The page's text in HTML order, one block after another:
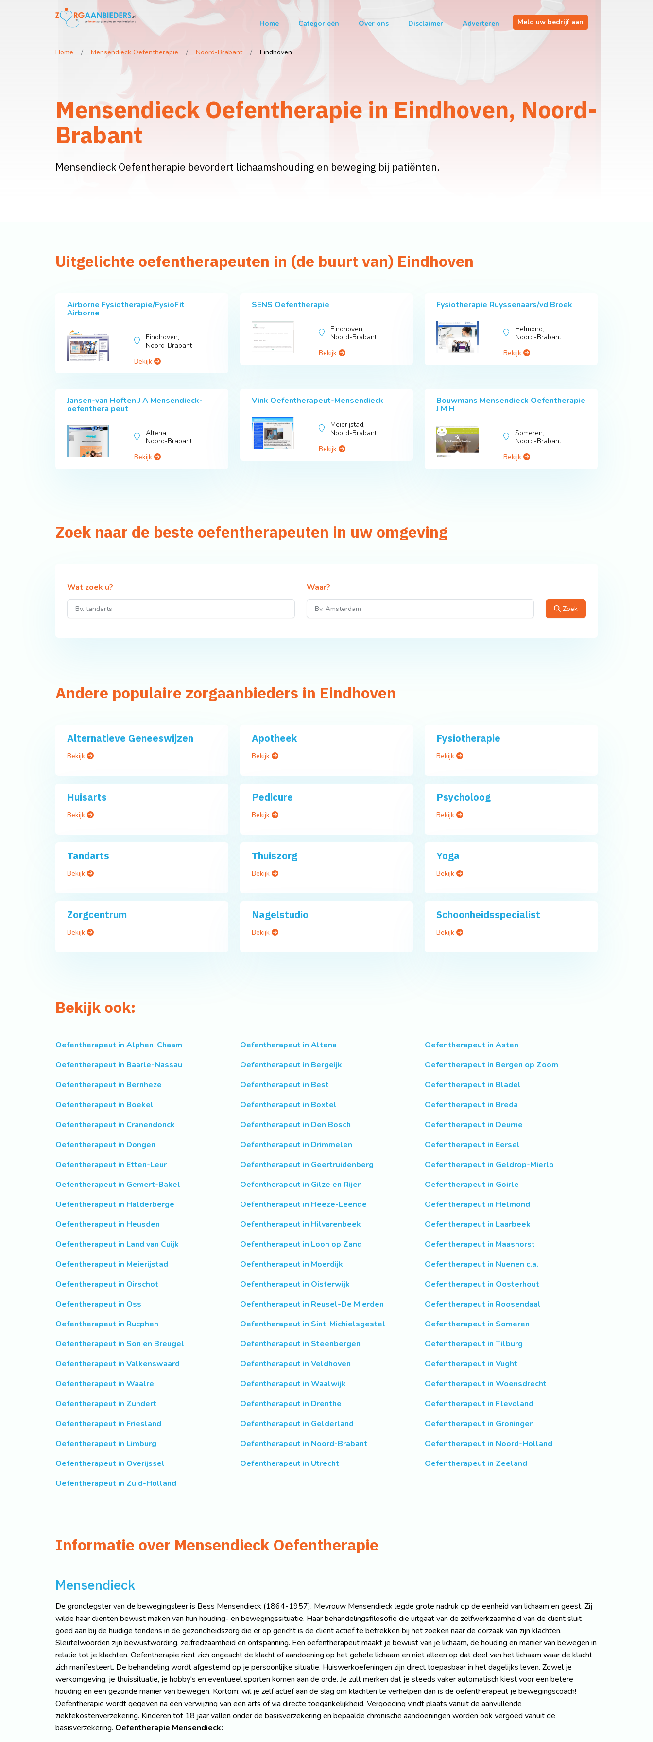
Home Categorieën Over ons Disclaimer Adverteren Meld uw bedrijf aan
Home Mensendieck Oefentherapie Noord-Brabant Eindhoven
Mensendieck Oefentherapie in Eindhoven, Noord-
Brabant
Mensendieck Oefentherapie bevordert lichaamshouding en beweging bij patiënten.
Uitgelichte oefentherapeuten in (de buurt van) Eindhoven
Airborne Fysiotherapie/FysioFit
Airborne
Eindhoven,
Noord-Brabant
Bekijk
SENS Oefentherapie
Eindhoven,
Noord-Brabant
Bekijk
Fysiotherapie Ruyssenaars/vd Broek
Helmond,
Noord-Brabant
Bekijk
Jansen-van Hoften J A Mensendieck-
oefenthera peut
Altena,
Noord-Brabant
Bekijk
Vink Oefentherapeut-Mensendieck
Meierijstad,
Noord-Brabant
Bekijk
Bouwmans Mensendieck Oefentherapie
J M H
Someren,
Noord-Brabant
Bekijk
Zoek naar de beste oefentherapeuten in uw omgeving
Wat zoek u? Waar?
Zoek
Andere populaire zorgaanbieders in Eindhoven
Alternatieve Geneeswijzen
Bekijk
Apotheek
Bekijk
Fysiotherapie
Bekijk
Huisarts
Bekijk
Pedicure
Bekijk
Psycholoog
Bekijk
Tandarts
Bekijk
Thuiszorg
Bekijk
Yoga
Bekijk
Zorgcentrum
Bekijk
Nagelstudio
Bekijk
Schoonheidsspecialist
Bekijk
Bekijk ook:
Oefentherapeut in Alphen-Chaam Oefentherapeut in Altena
Oefentherapeut in Asten
Oefentherapeut in Baarle-Nassau
Oefentherapeut in Bergeijk
Oefentherapeut in Bergen op Zoom
Oefentherapeut in Bernheze
Oefentherapeut in Best
Oefentherapeut in Bladel
Oefentherapeut in Boekel
Oefentherapeut in Boxtel
Oefentherapeut in Breda
Oefentherapeut in Cranendonck
Oefentherapeut in Den Bosch
Oefentherapeut in Deurne
Oefentherapeut in Dongen
Oefentherapeut in Drimmelen
Oefentherapeut in Eersel
Oefentherapeut in Etten-Leur
Oefentherapeut in Geertruidenberg
Oefentherapeut in Geldrop-Mierlo
Oefentherapeut in Gemert-Bakel
Oefentherapeut in Gilze en Rijen
Oefentherapeut in Goirle
Oefentherapeut in Halderberge
Oefentherapeut in Heeze-Leende
Oefentherapeut in Helmond
Oefentherapeut in Heusden
Oefentherapeut in Hilvarenbeek
Oefentherapeut in Laarbeek
Oefentherapeut in Land van Cuijk
Oefentherapeut in Loon op Zand
Oefentherapeut in Maashorst
Oefentherapeut in Meierijstad
Oefentherapeut in Moerdijk
Oefentherapeut in Nuenen c.a.
Oefentherapeut in Oirschot
Oefentherapeut in Oisterwijk
Oefentherapeut in Oosterhout
Oefentherapeut in Oss
Oefentherapeut in Reusel-De Mierden
Oefentherapeut in Roosendaal
Oefentherapeut in Rucphen
Oefentherapeut in Sint-Michielsgestel
Oefentherapeut in Someren
Oefentherapeut in Son en Breugel
Oefentherapeut in Steenbergen
Oefentherapeut in Tilburg
Oefentherapeut in Valkenswaard
Oefentherapeut in Veldhoven
Oefentherapeut in Vught
Oefentherapeut in Waalre
Oefentherapeut in Waalwijk
Oefentherapeut in Woensdrecht
Oefentherapeut in Zundert
Oefentherapeut in Drenthe
Oefentherapeut in Flevoland
Oefentherapeut in Friesland
Oefentherapeut in Gelderland
Oefentherapeut in Groningen
Oefentherapeut in Limburg
Oefentherapeut in Noord-Brabant
Oefentherapeut in Noord-Holland
Oefentherapeut in Overijssel
Oefentherapeut in Utrecht
Oefentherapeut in Zeeland
Oefentherapeut in Zuid-Holland
Informatie over Mensendieck Oefentherapie
Mensendieck
De grondlegster van de bewegingsleer is Bess Mensendieck (1864-1957). Mevrouw Mensendieck legde grote nadruk op de eenheid van lichaam en geest. Zij
wilde haar cliënten bewust maken van hun houding- en bewegingssituatie. Haar behandelingsfilosofie die uitgaat van de zelfwerkzaamheid van de cliënt sluit
goed aan bij de huidige tendens in de gezondheidszorg die er op gericht is de cliënt actief te betrekken bij het zoeken naar de oorzaak van zijn klachten.
Sleutelwoorden zijn bewustwording, zelfredzaamheid en ontspanning. Een oefentherapeut maakt je bewust van je lichaam, de houding en manier van bewegen in
relatie tot je klachten. Oefentherapie richt zich ongeacht de klacht of aandoening op het gehele lichaam en niet alleen op dat deel van het lichaam waar de klacht
zich manifesteert. De behandeling wordt afgestemd op je persoonlijke situatie. Huiswerkoefeningen zijn direct toepasbaar in het dagelijks leven. Zowel je
werkomgeving, je thuissituatie, je hobby's en eventueel sporten komen aan de orde. Je zult merken dat je steeds vaker automatisch kiest voor een betere
houding en een gezonde manier van bewegen. Kortom: wil je zelf actief aan de slag om klachten te verhelpen dan is de oefentherapeut je bewegingscoach!
Oefentherapie wordt gegeven na een verwijzing van een arts of via directe toegankelijkheid. Vergoeding vindt plaats vanuit de aanvullende
ziektekostenverzekering. Kinderen tot 18 jaar vallen onder de basisverzekering en bepaalde chronische aandoeningen worden ook vergoed vanuit de
basisverzekering. Oefentherapie Mensendieck: